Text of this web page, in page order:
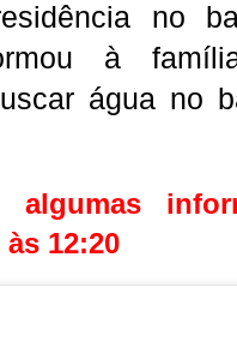
no
à
água no
12:20